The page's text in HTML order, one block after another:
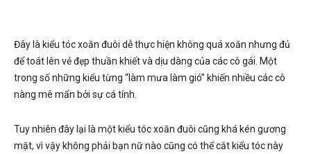
Đây là kiểu tóc xoăn đuôi dễ thực hiện không quá xoăn nhưng đủ
để toát lên vẻ đẹp thuần khiết và dịu dàng của các cô gái. Một
trong số những kiểu từng “làm mưa làm gió” khiến nhiều các cô
nàng mê mẩn bởi sự cá tính.
Tuy nhiên đây lại là một kiểu tóc xoăn đuôi cũng khá kén gương
mặt, vì vậy không phải bạn nữ nào cũng có thể cắt kiểu tóc này